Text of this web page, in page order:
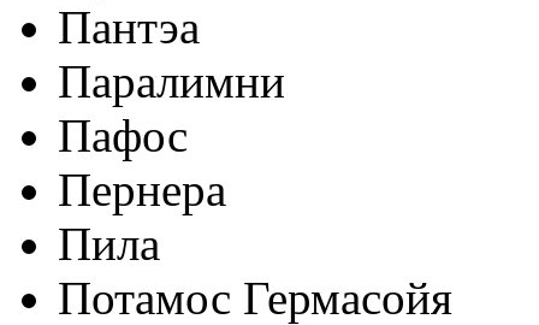
Пантэа
Паралимни
Пафос
Пернера
Пила
Потамос Гермасойя